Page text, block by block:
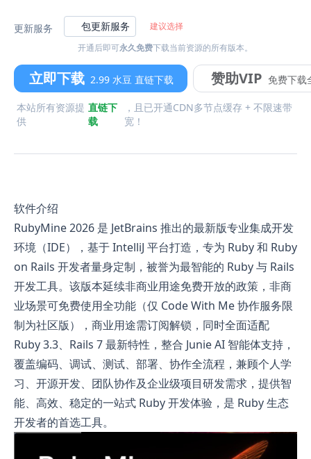
更新服务 包更新服务
建议选择
开通后即可永久免费下载当前资源的所有版本。
立即下载 2.99 水豆 直链下载 赞助VIP 免费下载
本站所有资源提
供
直链下
载
，且已开通CDN多节点缓存 + 不限速带
宽！
软件介绍
RubyMine 2026 是 JetBrains 推出的最新版专业集成开发
环境（IDE），基于 IntelliJ 平台打造，专为 Ruby 和 Ruby
on Rails 开发者量身定制，被誉为最智能的 Ruby 与 Rails
开发工具。该版本延续非商业用途免费开放的政策，非商
业场景可免费使用全功能（仅 Code With Me 协作服务限
制为社区版），商业用途需订阅解锁，同时全面适配
Ruby 3.3、Rails 7 最新特性，整合 Junie AI 智能体支持，
覆盖编码、调试、测试、部署、协作全流程，兼顾个人学
习、开源开发、团队协作及企业级项目研发需求，提供智
能、高效、稳定的一站式 Ruby 开发体验，是 Ruby 生态
开发者的首选工具。